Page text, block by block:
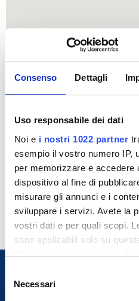
Consenso Dettagli
Uso responsabile dei dati
Noi e i nostri 1022 partner
esempio il vostro numero IP,
per memorizzare e
dispositivo al fine di
misurare gli annunci e i
sviluppare i servizi. Avete la
vostri dati e per quali scopi.
sono applicabili solo su
effettuato le vostre scelte. È
cookie o facendo clic
Necessari